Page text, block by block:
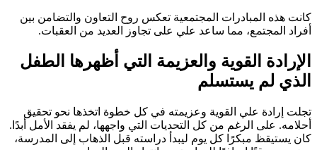
كانت هذه المبادرات المجتمعية تعكس روح التعاون والتضامن بين
أفراد المجتمع، مما ساعد علي على تجاوز العديد من العقبات.
الإرادة القوية والعزيمة التي أظهرها الطفل
الذي لم يستسلم
تجلت إرادة علي القوية وعزيمته في كل خطوة اتخذها نحو تحقيق
أحلامه. على الرغم من كل التحديات التي واجهها، لم يفقد الأمل أبدًا.
كان يستيقظ مبكرًا كل يوم ليبدأ دراسته قبل الذهاب إلى المدرسة،